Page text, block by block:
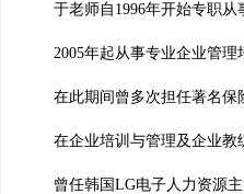
于老师自1996年开始专职从
2005年起从事专业企业管理
在此期间曾多次担任著名保
在企业培训与管理及企业教
曾任韩国LG电子人力资源主